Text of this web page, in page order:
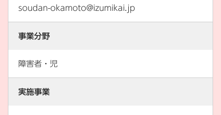
soudan-okamoto@izumikai.jp
事業分野
障害者・児
実施事業